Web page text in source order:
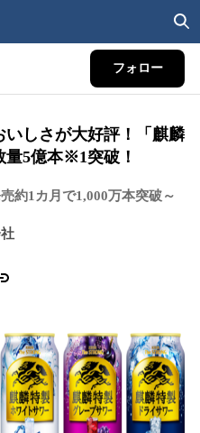
フォロー
しさが大好評！「麒麟
5億本※1突破！
約1カ月で1,000万本突破～